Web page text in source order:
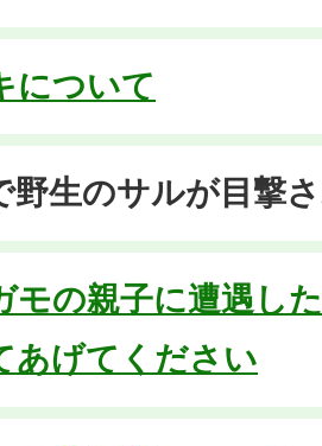
について
野生のサルが目撃
モの親子に遭遇し
あげてください